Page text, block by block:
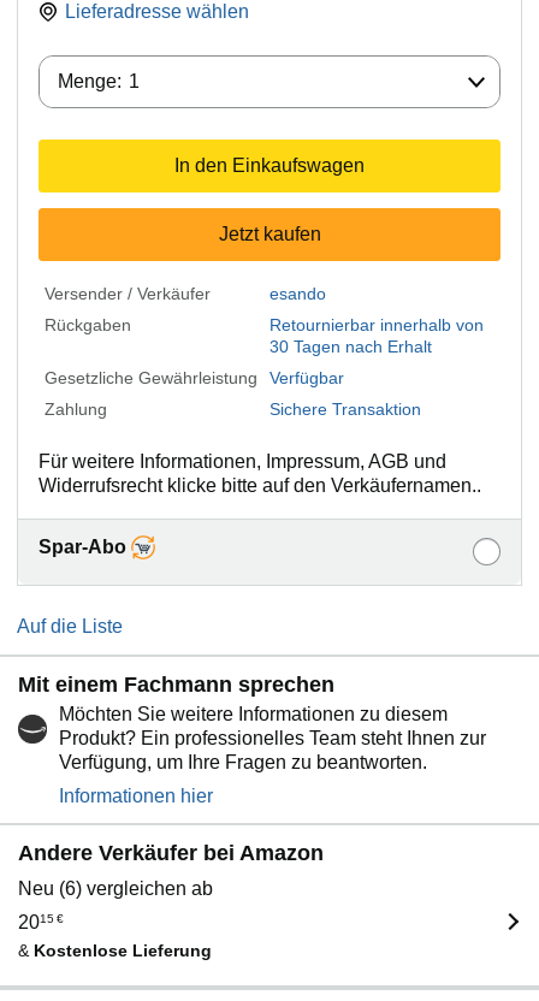
Lieferadresse wählen
Menge: 1
In den Einkaufswagen
Jetzt kaufen
Versender / Verkäufer
esando
Rückgaben
Retournierbar innerhalb von
30 Tagen nach Erhalt
Gesetzliche Gewährleistung
Verfügbar
Zahlung
Sichere Transaktion
Für weitere Informationen, Impressum, AGB und
Widerrufsrecht klicke bitte auf den Verkäufernamen..
Spar-Abo
Auf die Liste
Mit einem Fachmann sprechen
Möchten Sie weitere Informationen zu diesem
Produkt? Ein professionelles Team steht Ihnen zur
Verfügung, um Ihre Fragen zu beantworten.
Informationen hier
Andere Verkäufer bei Amazon
Neu (6) vergleichen ab
2015€
& Kostenlose Lieferung